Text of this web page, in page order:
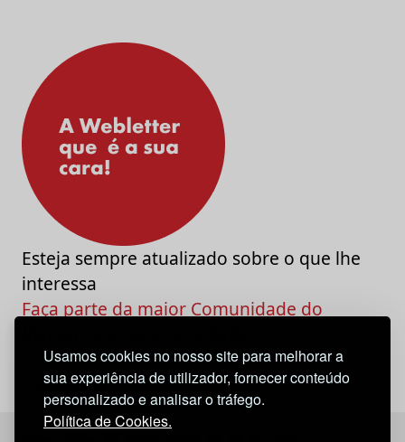
Usamos cookies no nosso site para melhorar a
sua experiência de utilizador, fornecer conteúdo
personalizado e analisar o tráfego.
Política de Cookies.
Esteja sempre atualizado sobre o que lhe
interessa
Faça parte da maior Comunidade do